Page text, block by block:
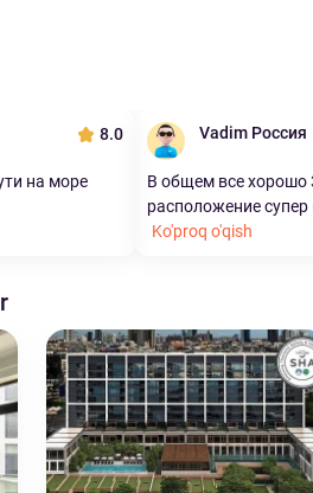
8.0
на море
Vadim Россия
В общем все хорошо
расположение
Ko'proq o'qish